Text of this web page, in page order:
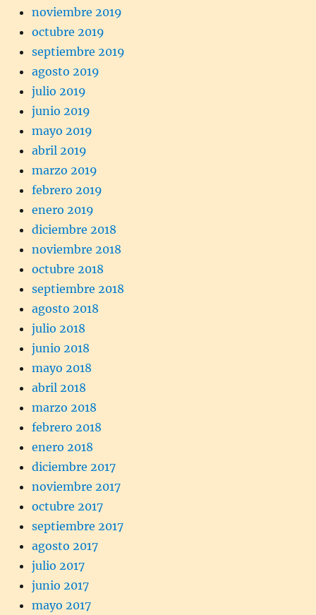
noviembre 2019
octubre 2019
septiembre 2019
agosto 2019
julio 2019
junio 2019
mayo 2019
abril 2019
marzo 2019
febrero 2019
enero 2019
diciembre 2018
noviembre 2018
octubre 2018
septiembre 2018
agosto 2018
julio 2018
junio 2018
mayo 2018
abril 2018
marzo 2018
febrero 2018
enero 2018
diciembre 2017
noviembre 2017
octubre 2017
septiembre 2017
agosto 2017
julio 2017
junio 2017
mayo 2017